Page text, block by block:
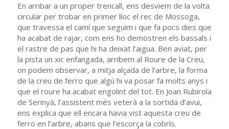
En arribar a un proper trencall, ens desviem de la volta
circular per trobar en primer lloc el rec de Mossoga,
que travessa el camí que seguim i que fa pocs dies que
ha acabat de rajar, com ens ho demostren els bassals i
el rastre de pas que hi ha deixat l’aigua. Ben aviat, per
la pista un xic enfangada, arribem al Roure de la Creu,
on podem observar, a mitja alçada de l’arbre, la forma
de la creu de ferro que algú hi va posar fa molts anys i
que el roure ha acabat engolint del tot. En Joan Rubirola
de Serinyà, l’assistent més veterà a la sortida d’avui,
ens explica que ell encara havia vist aquesta creu de
ferro en l’arbre, abans que l’escorça la cobrís.